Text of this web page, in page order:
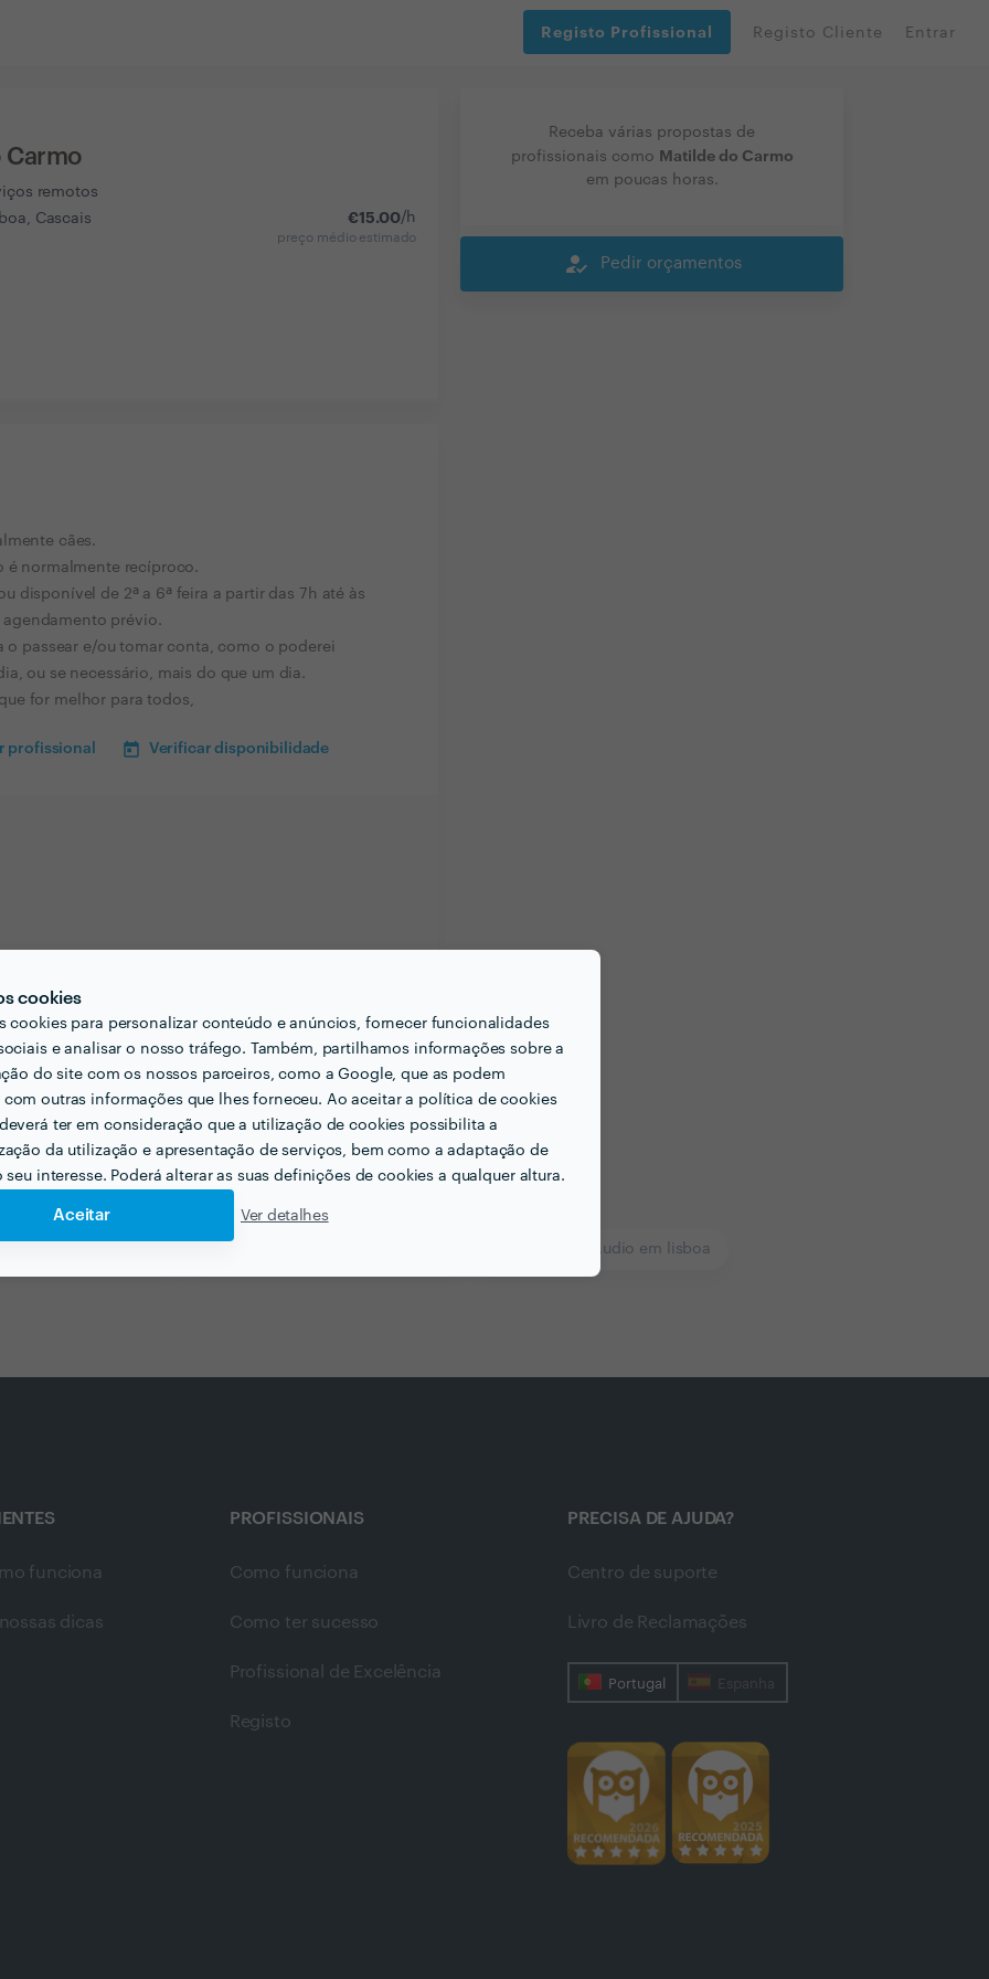
cookies
cookies para personalizar conteúdo e anúncios, fornecer funcionalidades
e analisar o nosso tráfego. Também, partilhamos informações sobre a
do site com os nossos parceiros, como a Google, que as podem
outras informações que lhes forneceu. Ao aceitar a política de cookies
ter em consideração que a utilização de cookies possibilita a
da utilização e apresentação de serviços, bem como a adaptação de
seu interesse. Poderá alterar as suas definições de cookies a qualquer altura.
Aceitar Ver detalhes
Registo Profissional Registo Cliente Entrar
Carmo
remotos
Cascais
€15.00/h
preço médio estimado
cães.
é normalmente recíproco.
disponível de 2ª a 6ª feira a partir das 7h até às
prévio.
o passear e/ou tomar conta, como o poderei
ou se necessário, mais do que um dia.
for melhor para todos,
profissional Verificar disponibilidade
Receba várias propostas de
profissionais como Matilde do Carmo
em poucas horas.
how_to_reg Pedir orçamentos
Pós Produção Audio em lisboa
funciona
dicas
PROFISSIONAIS
Como funciona
Como ter sucesso
Profissional de Excelência
Registo
PRECISA DE AJUDA?
Centro de suporte
Livro de Reclamações
Portugal Espanha